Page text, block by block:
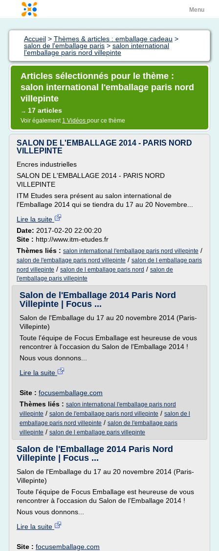
Menu
Accueil > Thèmes & articles : emballage cadeau >
salon de l'emballage paris > salon international
l'emballage paris nord villepinte
Articles sélectionnés pour le thème :
salon international l'emballage paris nord
villepinte
→ 17 articles
Voir également 1 Vidéos pour ce thème
SALON DE L'EMBALLAGE 2014 - PARIS NORD
VILLEPINTE
Encres industrielles
SALON DE L'EMBALLAGE 2014 - PARIS NORD
VILLEPINTE
ITM Etudes sera présent au salon international de
l'Emballage 2014 qui se tiendra du 17 au 20 Novembre...
Lire la suite
Date: 2017-02-20 22:00:20
Site : http://www.itm-etudes.fr
Thèmes liés : salon international l'emballage paris nord villepinte /
salon de l'emballage paris nord villepinte / salon de l emballage paris
nord villepinte / salon de l emballage paris nord / salon de
l'emballage paris villepinte
Salon de l'Emballage 2014 Paris Nord
Villepinte | Focus ...
Salon de l'Emballage du 17 au 20 novembre 2014 (Paris-
Villepinte)
Toute l'équipe de Focus Emballage est heureuse de vous
rencontrer à l'occasion du Salon de l'Emballage 2014 !
Nous vous donnons...
Lire la suite
Site : focusemballage.com
Thèmes liés : salon international l'emballage paris nord
villepinte / salon de l'emballage paris nord villepinte / salon de l
emballage paris nord villepinte / salon de l'emballage paris
villepinte / salon de l emballage paris villepinte
Salon de l'Emballage 2014 Paris Nord
Villepinte | Focus ...
Salon de l'Emballage du 17 au 20 novembre 2014 (Paris-
Villepinte)
Toute l'équipe de Focus Emballage est heureuse de vous
rencontrer à l'occasion du Salon de l'Emballage 2014 !
Nous vous donnons...
Lire la suite
Site : focusemballage.com